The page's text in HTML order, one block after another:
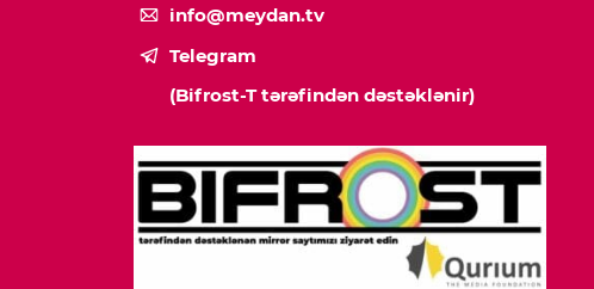
info@meydan.tv
Telegram
(Bifrost-T tərəfindən dəstəklənir)